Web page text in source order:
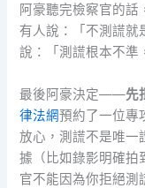
阿豪聽完檢察官的話
有人說：「不測謊就
說：「測謊根本不準
最後阿豪決定——先
律法網預約了一位專
放心，測謊不是唯一
據（比如錄影明確拍
官不能因為你拒絕測